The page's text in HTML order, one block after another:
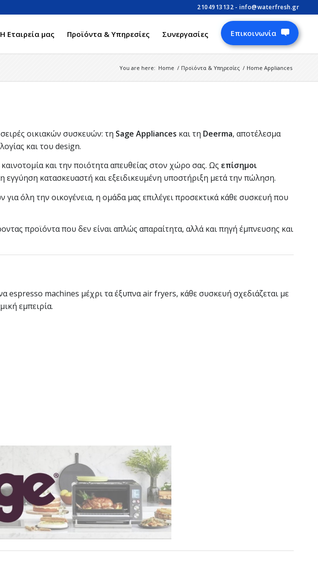
2104913132 -info@waterfresh.gr
Η Εταιρεία μας Προϊόντα & Υπηρεσίες Συνεργασίες Επικοινωνία
You are here: Home / Προϊόντα & Υπηρεσίες / Home Appliances
οικιακών συσκευών: τη Sage Appliances και τη Deerma, αποτέλεσμα
και του design.
και την ποιότητα απευθείας στον χώρο σας. Ως επίσημοι
κατασκευαστή και εξειδικευμένη υποστήριξη μετά την πώληση.
όλη την οικογένεια, η ομάδα μας επιλέγει προσεκτικά κάθε συσκευή που
προϊόντα που δεν είναι απλώς απαραίτητα, αλλά και πηγή έμπνευσης και
espresso machines μέχρι τα έξυπνα air fryers, κάθε συσκευή σχεδιάζεται με
εμπειρία.